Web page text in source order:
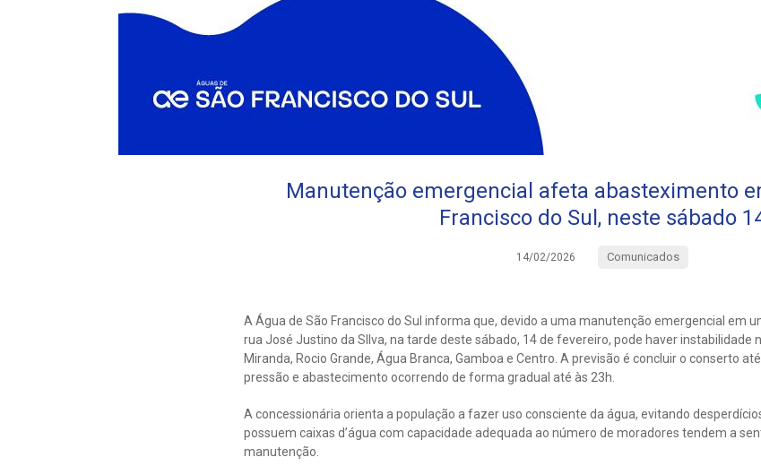
Manutenção emergencial afeta abasteximento
Francisco do Sul, neste sábado
14/02/2026 Comunicados
A Água de São Francisco do Sul informa que, devido a uma manutenção emergencial em
rua José Justino da SIlva, na tarde deste sábado, 14 de fevereiro, pode haver instabilidade
Miranda, Rocio Grande, Água Branca, Gamboa e Centro. A previsão é concluir o conserto
pressão e abastecimento ocorrendo de forma gradual até às 23h.
A concessionária orienta a população a fazer uso consciente da água, evitando
possuem caixas d’água com capacidade adequada ao número de moradores tendem a
manutenção.